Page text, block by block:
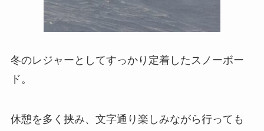
冬のレジャーとしてすっかり定着したスノーボー
ド。
休憩を多く挟み、文字通り楽しみながら行っても